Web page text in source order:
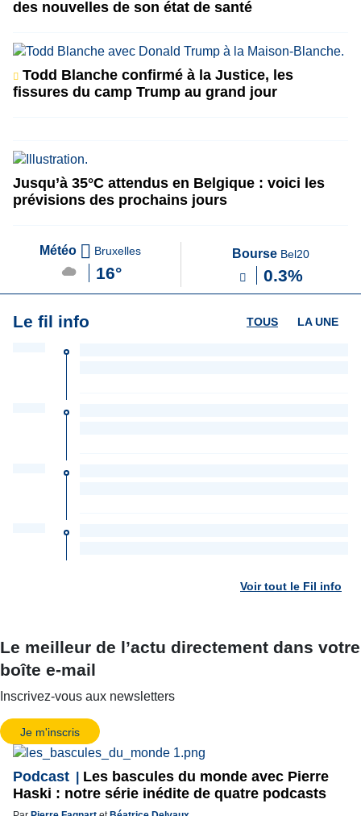
des nouvelles de son état de santé
Todd Blanche confirmé à la Justice, les
fissures du camp Trump au grand jour
Jusqu’à 35°C attendus en Belgique : voici les
prévisions des prochains jours
Météo Bruxelles
16°
Bourse Bel20
0.3%
Le fil info LA UNE
TOUS
Voir tout le Fil info
Le meilleur de l’actu directement dans votre
boîte e-mail
Inscrivez-vous aux newsletters
Je m'inscris
Podcast
Les bascules du monde avec Pierre
Haski : notre série inédite de quatre podcasts